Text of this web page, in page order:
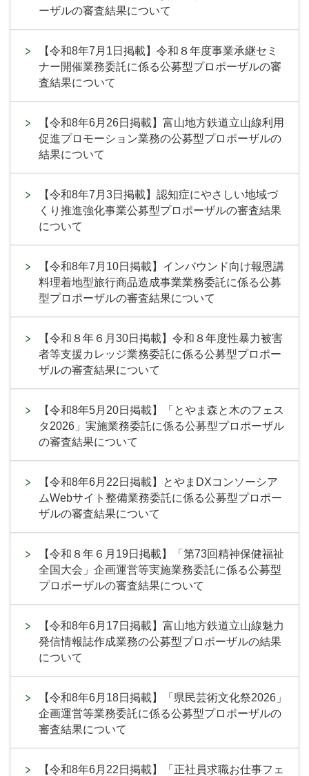
ーザルの審査結果について
【令和8年7月1日掲載】令和８年度事業承継セミ
ナー開催業務委託に係る公募型プロポーザルの審
査結果について
【令和8年6月26日掲載】富山地方鉄道立山線利用
促進プロモーション業務の公募型プロポーザルの
結果について
【令和8年7月3日掲載】認知症にやさしい地域づ
くり推進強化事業公募型プロポーザルの審査結果
について
【令和8年7月10日掲載】インバウンド向け報恩講
料理着地型旅行商品造成事業業務委託に係る公募
型プロポーザルの審査結果について
【令和８年６月30日掲載】令和８年度性暴力被害
者等支援カレッジ業務委託に係る公募型プロポー
ザルの審査結果について
【令和8年5月20日掲載】「とやま森と木のフェス
タ2026」実施業務委託に係る公募型プロポーザル
の審査結果について
【令和8年6月22日掲載】とやまDXコンソーシア
ムWebサイト整備業務委託に係る公募型プロポー
ザルの審査結果について
【令和８年６月19日掲載】「第73回精神保健福祉
全国大会」企画運営等実施業務委託に係る公募型
プロポーザルの審査結果について
【令和8年6月17日掲載】富山地方鉄道立山線魅力
発信情報誌作成業務の公募型プロポーザルの結果
について
【令和8年6月18日掲載】「県民芸術文化祭2026」
企画運営等業務委託に係る公募型プロポーザルの
審査結果について
【令和8年6月22日掲載】「正社員求職お仕事フェ